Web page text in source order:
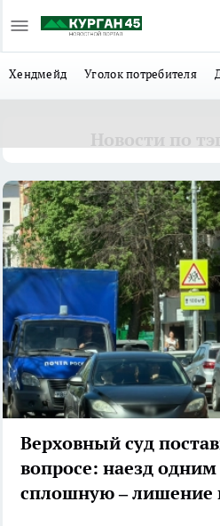
Хендмейд Уголок потребителя
Верховный суд
вопросе: наезд
сплошную – лишение